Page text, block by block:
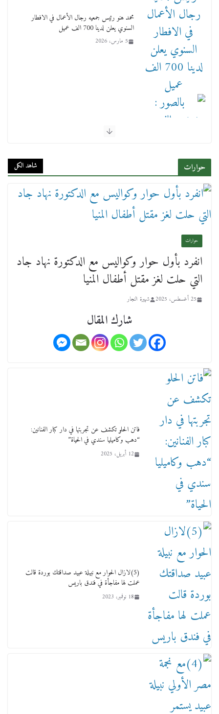
محمد هنو رئيس جمعيه رجال الأعمال في الافطار
السنوي يعلن لدينا 700 الف عميل
5 مارس، 2026
4 مارس، 2026
عن عمر يناهز ال99 عاما وشهر رحيل شقيق ميشيل
أحد ودفنه في هدوء الأحد الماضي
حوارات شاهد الكل
حوارات
انفرد بأول حوار وكواليس مع الدكتورة نهاد جاد
التي حلت لغز مقتل أطفال المنيا
25 أغسطس، 2025 شهيرة النجار
شارك المقال
فاتن الحلو تكشف عن تجربتها في دار كبار الفنانين:
“دهب وكاميليا سندي في الحياة”
12 أبريل، 2025
(5)لازال الحوار مع نبيلة عبيد صداقتك بوردة قالت
عملت لها مفاجأة في فندق باريس
18 نوفمبر، 2023